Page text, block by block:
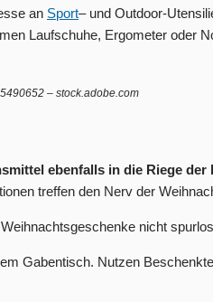
an Sport– und Outdoor-
Laufschuhe, Ergometer oder
– stock.adobe.com
ebenfalls in die Riege der
treffen den Nerv der
nicht
Gabentisch. Nutzen